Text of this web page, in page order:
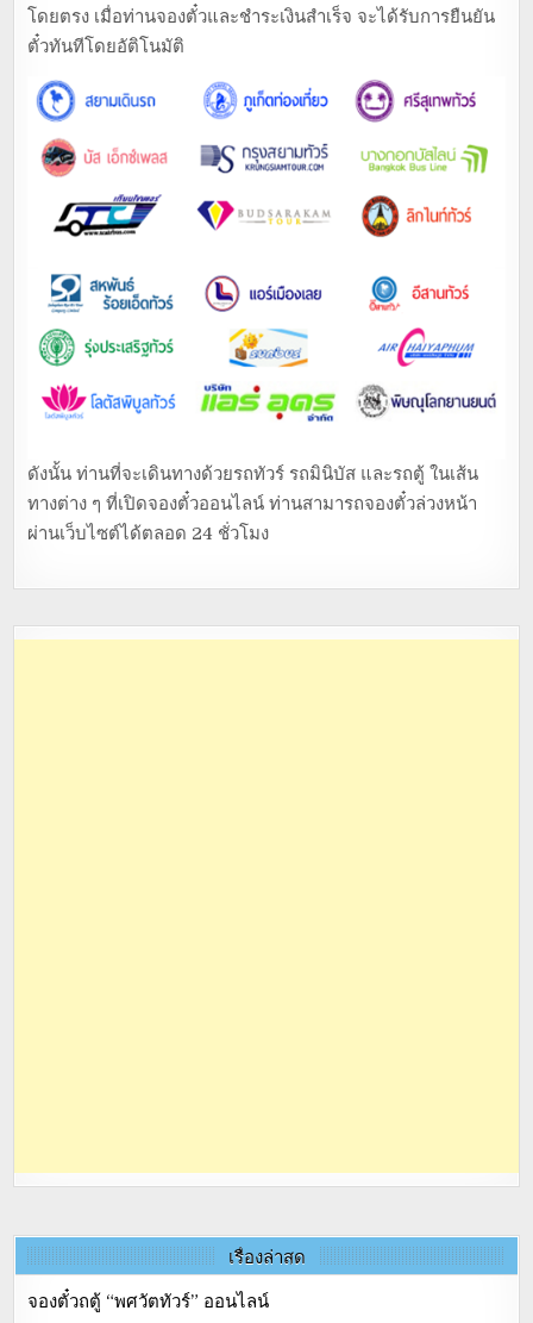
โดยตรง เมื่อท่านจองตั๋วและชำระเงินสำเร็จ จะได้รับการยืนยัน
ตั๋วทันทีโดยอัติโนมัติ
ดังนั้น ท่านที่จะเดินทางด้วยรถทัวร์ รถมินิบัส และรถตู้ ในเส้น
ทางต่าง ๆ ที่เปิดจองตั๋วออนไลน์ ท่านสามารถจองตั๋วล่วงหน้า
ผ่านเว็บไซต์ได้ตลอด 24 ชั่วโมง
เรื่องล่าสุด
จองตั๋วถตู้ “พศวัตทัวร์” ออนไลน์